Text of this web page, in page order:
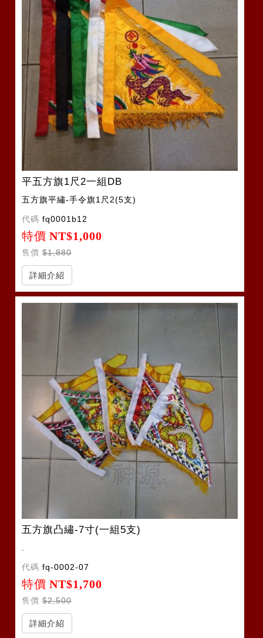
平五方旗1尺2一組DB
五方旗平繡-手令旗1尺2(5支)
代碼 fq0001b12
特價 NT$1,000
售價 $1,880
詳細介紹
五方旗凸繡-7寸(一組5支)
代碼 fq-0002-07
特價 NT$1,700
售價 $2,500
詳細介紹